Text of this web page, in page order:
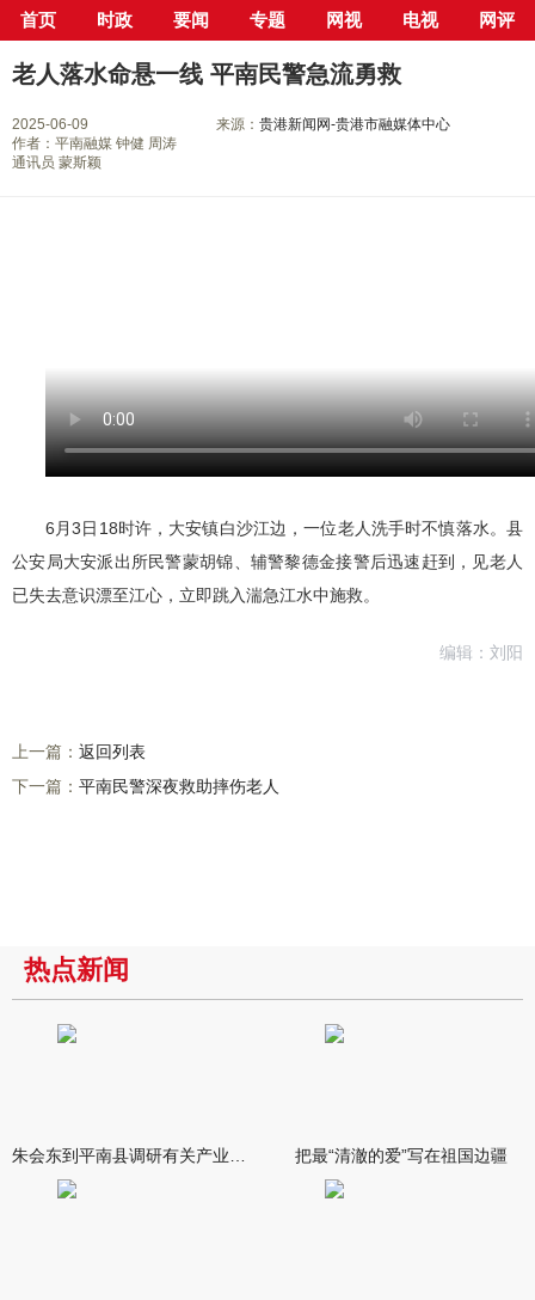
首页 时政 要闻 专题 网视 电视 网评
当前位置： 首页> 专栏>践行社会主义核心价值观 > 正文
老人落水命悬一线 平南民警急流勇救
2025-06-09 来源：贵港新闻网-贵港市融媒体中心
作者：平南融媒 钟健 周涛
通讯员 蒙斯颖
6月3日18时许，大安镇白沙江边，一位老人洗手时不慎落水。县
公安局大安派出所民警蒙胡锦、辅警黎德金接警后迅速赶到，见老人
已失去意识漂至江心，立即跳入湍急江水中施救。
编辑：刘阳
上一篇： 返回列表
下一篇： ​平南民警深夜救助摔伤老人
热点新闻
把最“清澈的爱”写在祖国边疆